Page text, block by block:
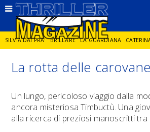
SILVIA DAI PRA' BRILLARE LA GUARDIANA
JORGE DIAZ LA SPIA DELITTO IN CORNICE
DIEGO ZANDEL GLI ANNI DI PIETRA
La rotta delle carovane
Un lungo, pericoloso viaggio dalla
ancora misteriosa Timbuctù. Una
alla ricerca di preziosi manoscritti tra